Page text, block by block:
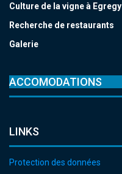
Culture de la vigne à Egregy
Recherche de restaurants
Galerie
ACCOMODATIONS
LINKS
Protection des données